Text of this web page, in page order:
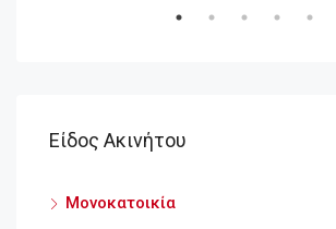
Είδος Ακινήτου
Μονοκατοικία